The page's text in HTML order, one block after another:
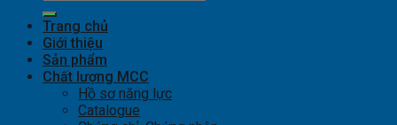
Trang chủ
Giới thiệu
Sản phẩm
Chất lượng MCC
Hồ sơ năng lực
Catalogue